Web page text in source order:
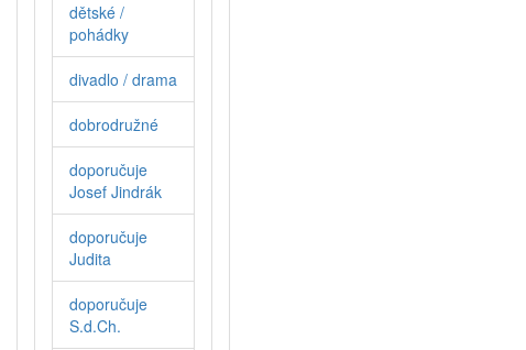
dětské /
pohádky
divadlo / drama
dobrodružné
doporučuje
Josef Jindrák
doporučuje
Judita
doporučuje
S.d.Ch.